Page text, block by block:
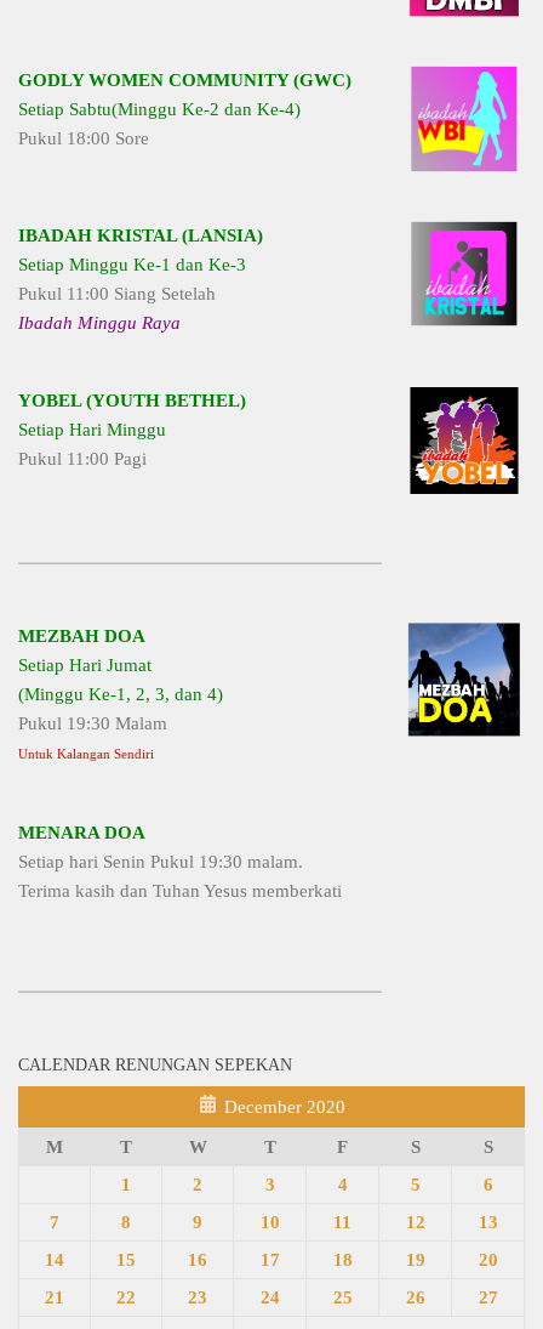
GODLY WOMEN COMMUNITY (GWC)
Setiap Sabtu(Minggu Ke-2 dan Ke-4)
Pukul 18:00 Sore
IBADAH KRISTAL (LANSIA)
Setiap Minggu Ke-1 dan Ke-3
Pukul 11:00 Siang Setelah
Ibadah Minggu Raya
YOBEL (YOUTH BETHEL)
Setiap Hari Minggu
Pukul 11:00 Pagi
MEZBAH DOA
Setiap Hari Jumat
(Minggu Ke-1, 2, 3, dan 4)
Pukul 19:30 Malam
Untuk Kalangan Sendiri
MENARA DOA
Setiap hari Senin Pukul 19:30 malam.
Terima kasih dan Tuhan Yesus memberkati
CALENDAR RENUNGAN SEPEKAN
December 2020
M T W T F S
S
1
2 3 4 5
6
7
8 9 10 11 12
13
14
15 16 17 18 19
20
21
22 23 24 25 26
27